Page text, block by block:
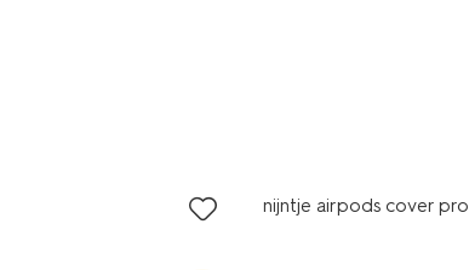
nijntje airpods cover pro